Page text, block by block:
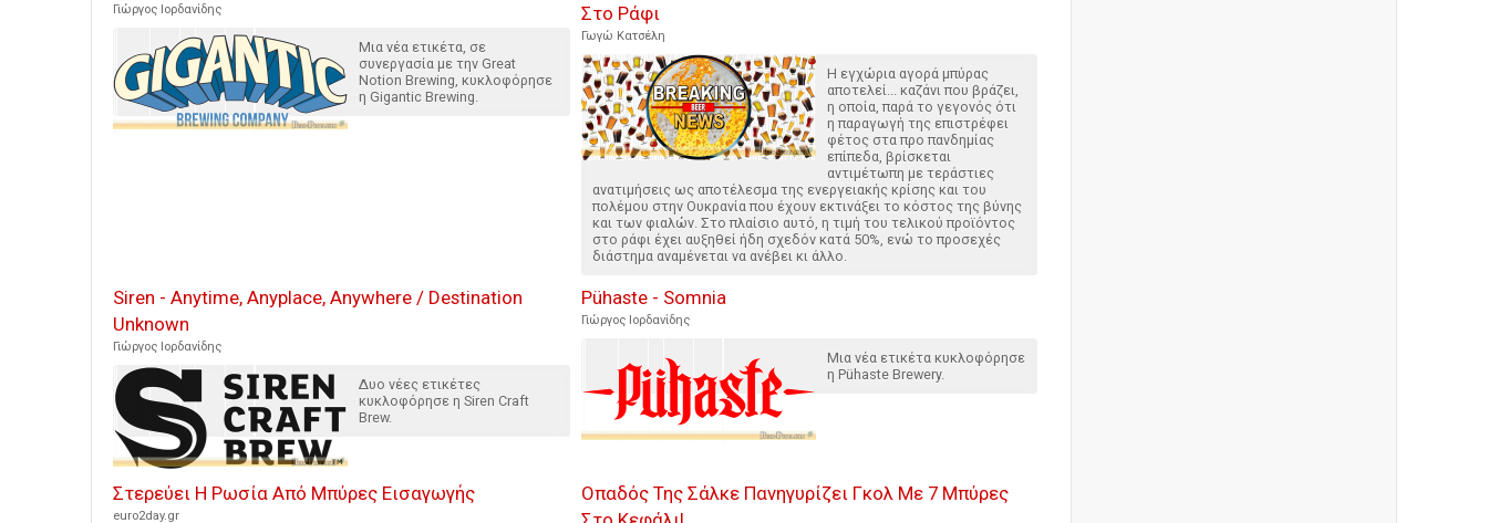
Γιώργος Ιορδανίδης
Μια νέα ετικέτα, σε
συνεργασία με την Great
Notion Brewing, κυκλοφόρησε
η Gigantic Brewing.
Στο Ράφι
Γωγώ Κατσέλη
Η εγχώρια αγορά μπύρας
αποτελεί... καζάνι που βράζει,
η οποία, παρά το γεγονός ότι
η παραγωγή της επιστρέφει
φέτος στα προ πανδημίας
επίπεδα, βρίσκεται
αντιμέτωπη με τεράστιες
ανατιμήσεις ως αποτέλεσμα της ενεργειακής κρίσης και του
πολέμου στην Ουκρανία που έχουν εκτινάξει το κόστος της βύνης
και των φιαλών. Στο πλαίσιο αυτό, η τιμή του τελικού προϊόντος
στο ράφι έχει αυξηθεί ήδη σχεδόν κατά 50%, ενώ το προσεχές
διάστημα αναμένεται να ανέβει κι άλλο.
Siren - Anytime, Anyplace, Anywhere / Destination
Unknown
Γιώργος Ιορδανίδης
Δυο νέες ετικέτες
κυκλοφόρησε η Siren Craft
Brew.
Pühaste - Somnia
Γιώργος Ιορδανίδης
Μια νέα ετικέτα κυκλοφόρησε
η Pühaste Brewery.
Στερεύει Η Ρωσία Από Μπύρες Εισαγωγής
euro2day.gr
Οπαδός Της Σάλκε Πανηγυρίζει Γκολ Με 7 Μπύρες